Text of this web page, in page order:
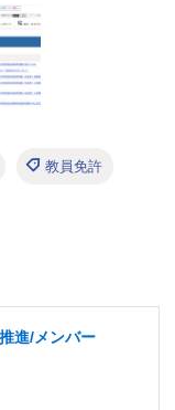
教員免許
進/メンバー